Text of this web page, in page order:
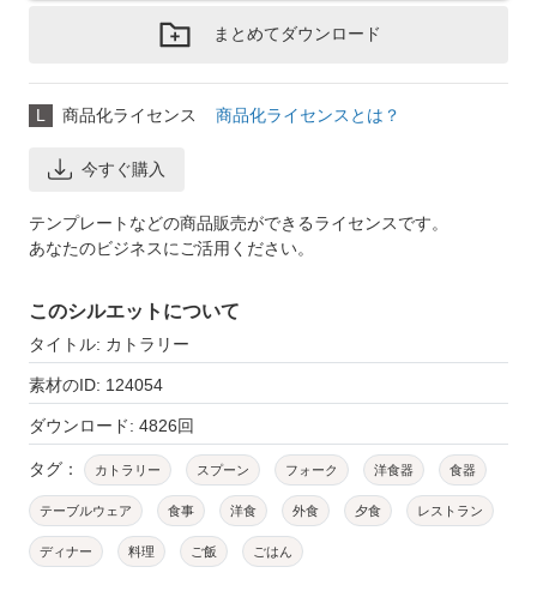
まとめてダウンロード
L 商品化ライセンス 商品化ライセンスとは？
今すぐ購入
テンプレートなどの商品販売ができるライセンスです。
あなたのビジネスにご活用ください。
このシルエットについて
タイトル: カトラリー
素材のID: 124054
ダウンロード: 4826回
タグ： カトラリー スプーン フォーク 洋食器 食器
テーブルウェア 食事 洋食 外食 夕食 レストラン
ディナー 料理 ご飯 ごはん